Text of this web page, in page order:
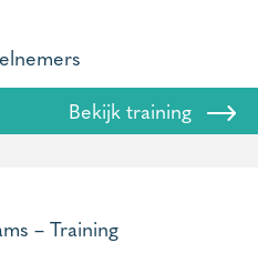
Bekijk training
– Training